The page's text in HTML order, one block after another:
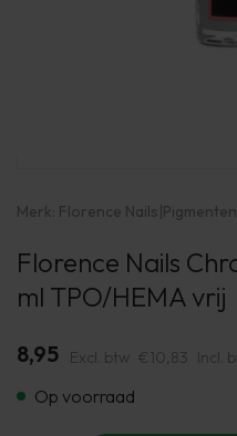
Merk: Florence Nails|Pigmenten
Florence Nails
ml TPO/HEMA vrij
8,95 Excl. btw €10,83 Incl.
Op voorraad